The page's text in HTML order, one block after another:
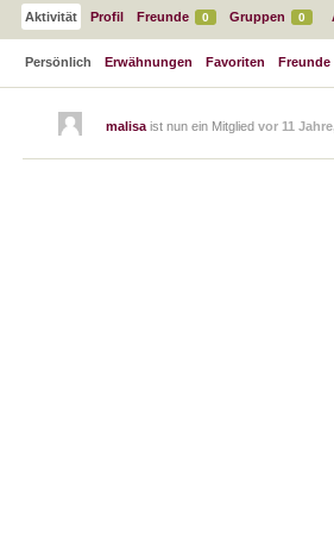
Aktivität Profil Freunde 0 Gruppen 0
Persönlich Erwähnungen Favoriten Freunde
malisa ist nun ein Mitglied vor 11